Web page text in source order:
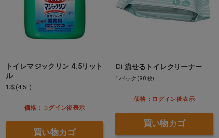
トイレマジックリン 4.5リット
ル
1本(4.5L)
価格：ログイン後表示
買い物カゴ
Ci 流せるトイレクリーナー
1パック(30枚)
価格：ログイン後表示
買い物カゴ